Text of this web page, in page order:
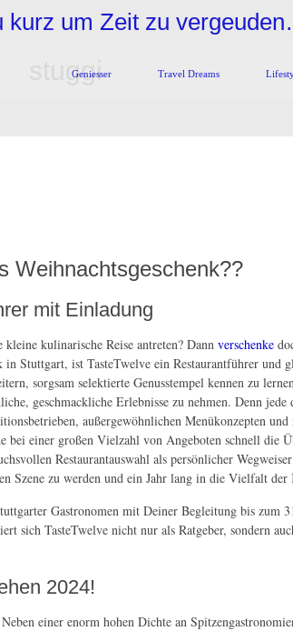
kurz um Zeit zu
Geniesser Travel Dreams
stuggi
Weihnachtsgeschenk??
mit Einladung
kulinarische Reise antreten? Dann verschenke
Stuttgart, ist TasteTwelve ein Restaurantführer und
sorgsam selektierte Genusstempel kennen zu
geschmackliche Erlebnisse zu nehmen. Denn jede
außergewöhnlichen Menükonzepten
bei einer großen Vielzahl von Angeboten schnell die
Restaurantauswahl als persönlicher
Szene zu werden und ein Jahr lang in die Vielfalt
Gastronomen mit Deiner Begleitung bis zum
sich TasteTwelve nicht nur als Ratgeber, sondern
2024!
einer enorm hohen Dichte an